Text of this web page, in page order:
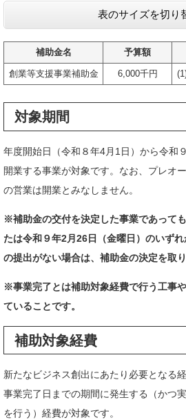
表のサイズを切り
補助金名 予算額
創業等支援事業補助金 6,000千円
対象期間
年度開始日（令和８年4月1日）から令和
開業する事業が対象です。なお、プレオ
の営業は開業とみなしません。
※補助金の交付を決定した事業であって
たは令和９年2月26日（金曜日）のいず
の提出がない場合は、補助金の決定を取り
※事業完了とは補助対象経費で行う工事
ていることです。
補助対象経費
新たなビジネス創出にあたり必要となる
事業完了日までの期間に発生する（かつ
を行う）経費が対象です。